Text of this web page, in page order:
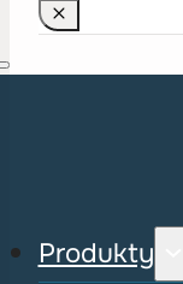
Produkty